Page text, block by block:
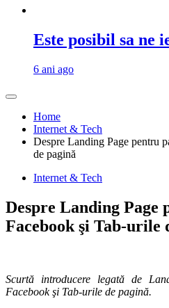
Este posibil sa ne
6 ani ago
Home
Internet & Tech
Despre Landing Page pentru
de pagină
Internet & Tech
Despre Landing Page
Facebook şi Tab-urile
Scurtă introducere legată de
Facebook şi Tab-urile de pagină.